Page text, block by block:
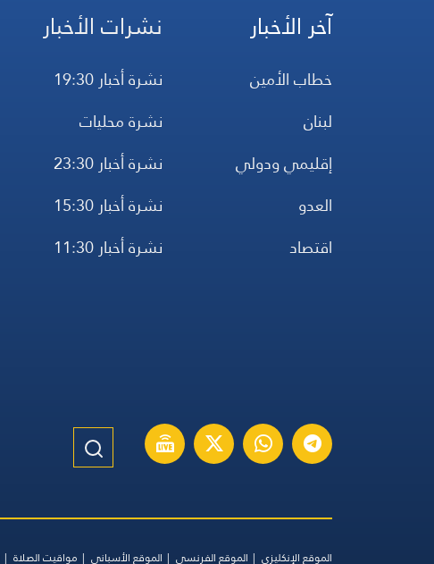
آخر الأخبار
خطاب الأمين
لبنان
إقليمي ودولي
العدو
اقتصاد
نشرات الأخبار
نشرة أخبار 19:30
نشرة محليات
نشرة أخبار 23:30
نشرة أخبار 15:30
نشرة أخبار 11:30
الموقع الإنكليزي الموقع الفرنسي الموقع الأسباني مواقيت الصلاة